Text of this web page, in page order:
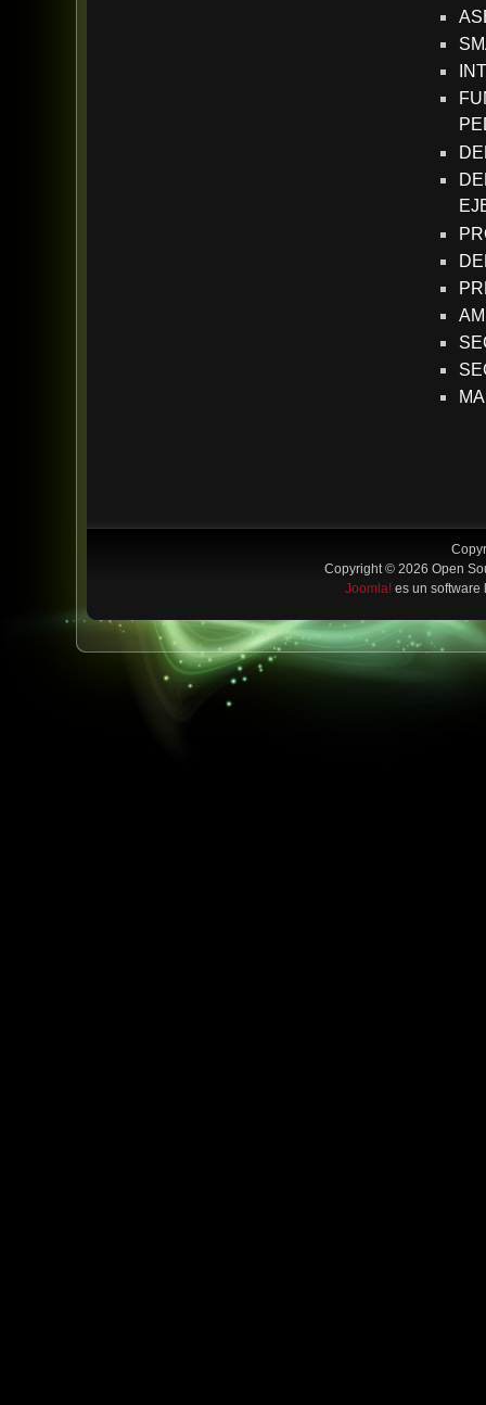
Copyright © 2026 Open
Joomla! es un